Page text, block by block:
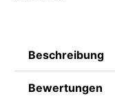
Beschreibung
Bewertungen